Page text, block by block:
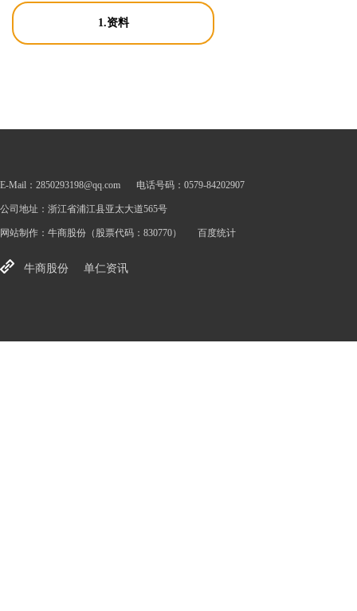
1.资料
E-Mail：2850293198@qq.com 电话号码：0579-84202907
公司地址：浙江省浦江县亚太大道565号
网站制作： 牛商股份 （股票代码：830770） 百度统计
牛商股份 单仁资讯